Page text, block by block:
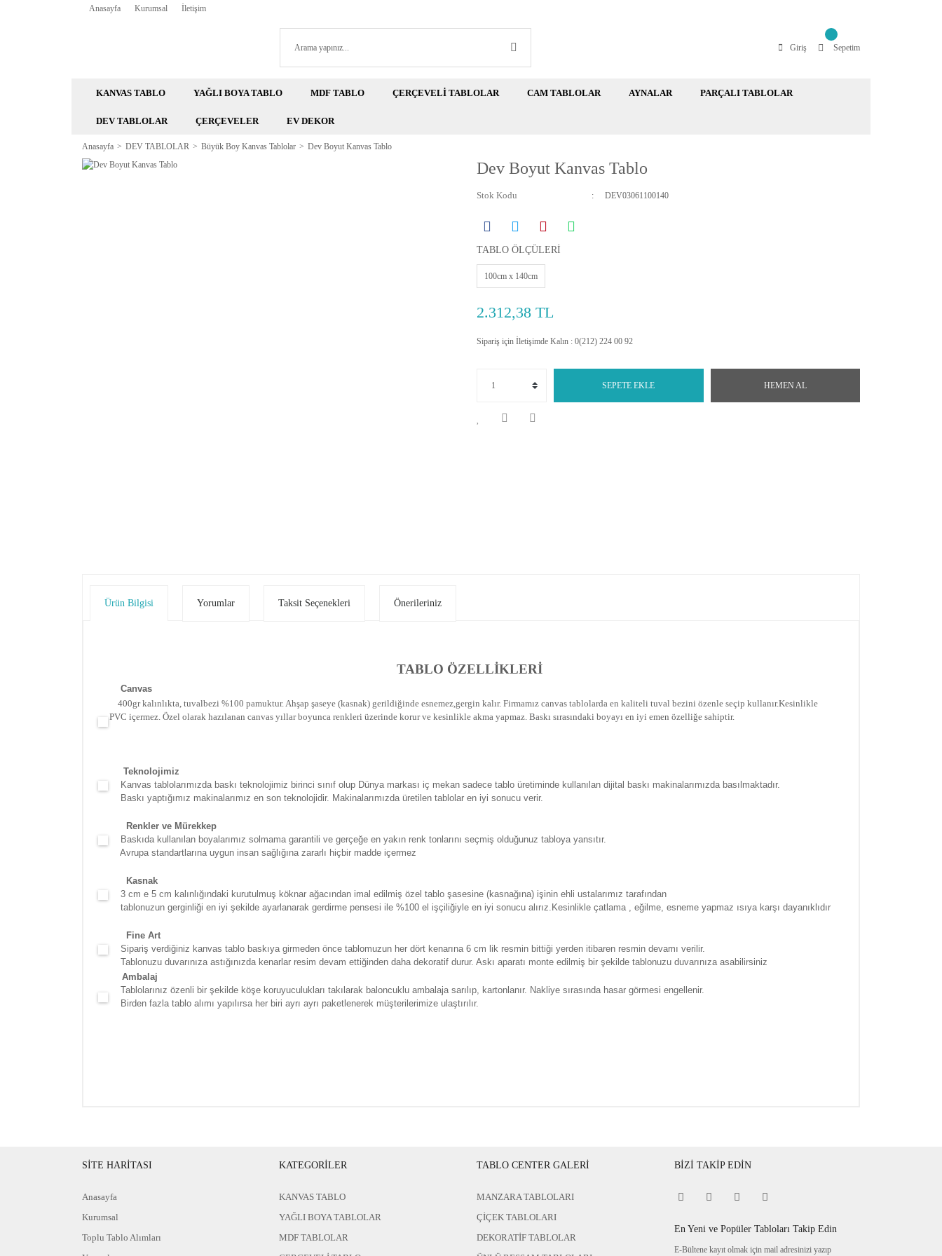
Anasayfa Kurumsal İletişim
Giriş Sepetim
KANVAS TABLO YAĞLI BOYA TABLO MDF TABLO ÇERÇEVELİ TABLOLAR CAM TABLOLAR AYNALAR PARÇALI TABLOLAR
DEV TABLOLAR ÇERÇEVELER EV DEKOR
Anasayfa DEV TABLOLAR Büyük Boy Kanvas Tablolar Dev Boyut Kanvas Tablo
Dev Boyut Kanvas Tablo
Stok Kodu DEV03061100140
TABLO ÖLÇÜLERİ
100cm x 140cm
2.312,38 TL
Sipariş için İletişimde Kalın : 0(212) 224 00 92
SEPETE EKLE HEMEN AL
Ürün Bilgisi Yorumlar Taksit Seçenekleri Önerileriniz
TABLO ÖZELLİKLERİ
Canvas
400gr kalınlıkta, tuvalbezi %100 pamuktur. Ahşap şaseye (kasnak) gerildiğinde esnemez,gergin kalır. Firmamız canvas tablolarda en kaliteli tuval bezini özenle seçip kullanır.Kesinlikle
PVC içermez. Özel olarak hazılanan canvas yıllar boyunca renkleri üzerinde korur ve kesinlikle akma yapmaz. Baskı sırasındaki boyayı en iyi emen özelliğe sahiptir.
Teknolojimiz
Kanvas tablolarımızda baskı teknolojimiz birinci sınıf olup Dünya markası iç mekan sadece tablo üretiminde kullanılan dijital baskı makinalarımızda basılmaktadır.
Baskı yaptığımız makinalarımız en son teknolojidir. Makinalarımızda üretilen tablolar en iyi sonucu verir.
Renkler ve Mürekkep
Baskıda kullanılan boyalarımız solmama garantili ve gerçeğe en yakın renk tonlarını seçmiş olduğunuz tabloya yansıtır.
Avrupa standartlarına uygun insan sağlığına zararlı hiçbir madde içermez
Kasnak
3 cm e 5 cm kalınlığındaki kurutulmuş köknar ağacından imal edilmiş özel tablo şasesine (kasnağına) işinin ehli ustalarımız tarafından
tablonuzun gerginliği en iyi şekilde ayarlanarak gerdirme pensesi ile %100 el işçiliğiyle en iyi sonucu alırız.Kesinlikle çatlama , eğilme, esneme yapmaz ısıya karşı dayanıklıdır
Fine Art
Sipariş verdiğiniz kanvas tablo baskıya girmeden önce tablomuzun her dört kenarına 6 cm lik resmin bittiği yerden itibaren resmin devamı verilir.
Tablonuzu duvarınıza astığınızda kenarlar resim devam ettiğinden daha dekoratif durur. Askı aparatı monte edilmiş bir şekilde tablonuzu duvarınıza asabilirsiniz
Ambalaj
Tablolarınız özenli bir şekilde köşe koruyuculukları takılarak baloncuklu ambalaja sarılıp, kartonlanır. Nakliye sırasında hasar görmesi engellenir.
Birden fazla tablo alımı yapılırsa her biri ayrı ayrı paketlenerek müşterilerimize ulaştırılır.
SİTE HARİTASI
Anasayfa
Kurumsal
Toplu Tablo Alımları
KATEGORİLER
KANVAS TABLO
YAĞLI BOYA TABLOLAR
MDF TABLOLAR
TABLO CENTER GALERİ
MANZARA TABLOLARI
ÇİÇEK TABLOLARI
DEKORATİF TABLOLAR
BİZİ TAKİP EDİN
En Yeni ve Popüler Tabloları Takip Edin
E-Bültene kayıt olmak için mail adresinizi yazıp